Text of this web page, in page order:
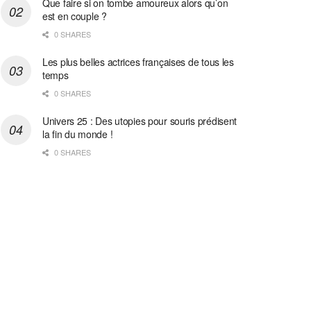
est en couple ?
0 SHARES
Les plus belles actrices françaises de tous les
temps
0 SHARES
Univers 25 : Des utopies pour souris prédisent
la fin du monde !
0 SHARES